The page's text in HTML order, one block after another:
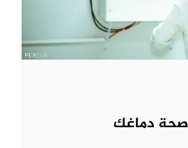
صحة دماغك